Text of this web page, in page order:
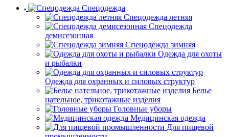
Спецодежда
Спецодежда летняя
Спецодежда
демисезонная
Спецодежда зимняя
Одежда для охоты
и рыбалки
Одежда для охранных и силовых структур
Белье
нательное, трикотажные изделия
Головные уборы
Медицинская одежда
Для пищевой